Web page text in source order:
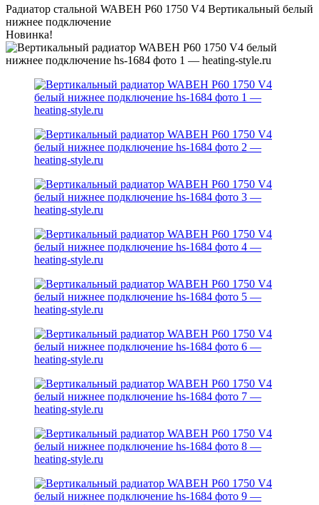
Радиатор стальной WABEH P60 1750 V4 Bертикальный белый
нижнее подключение
Новинка!